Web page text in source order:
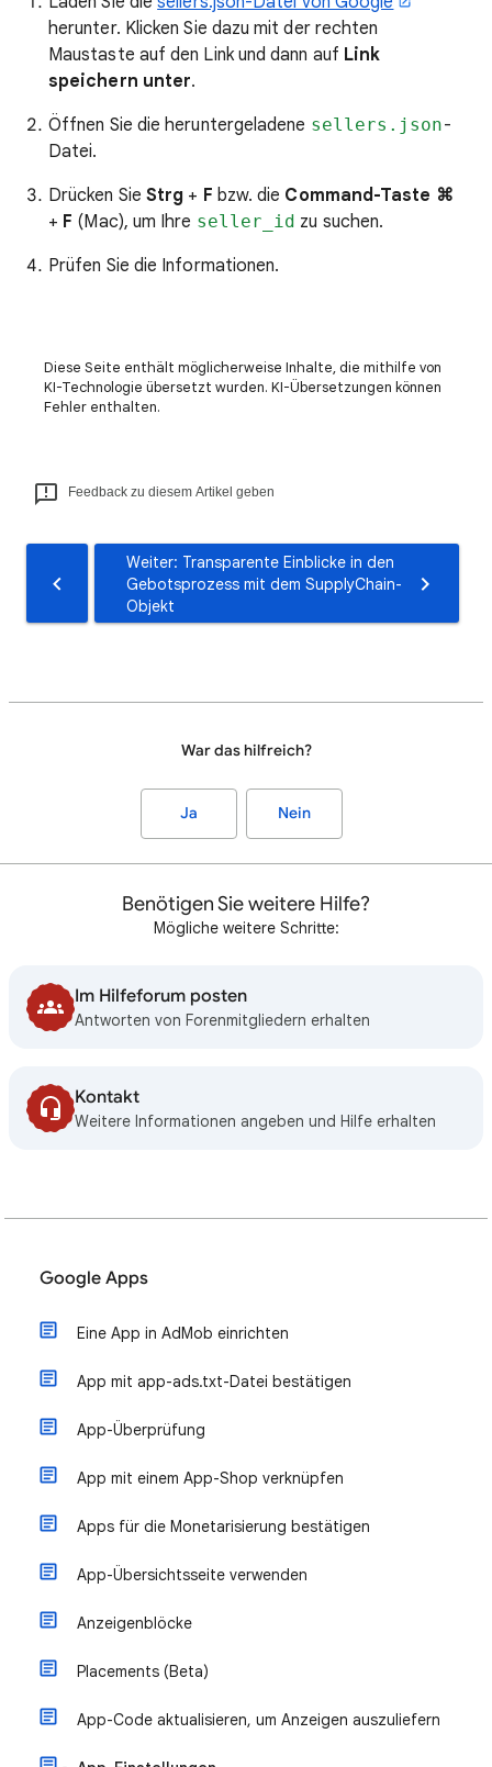
herunter. Klicken Sie dazu mit der rechten
Maustaste auf den Link und dann auf Link
speichern unter.
Öffnen Sie die heruntergeladene sellers.json-
Datei.
Drücken Sie Strg + F bzw. die Command-Taste ⌘
+ F (Mac), um Ihre seller_id zu suchen.
Prüfen Sie die Informationen.
Diese Seite enthält möglicherweise Inhalte, die mithilfe von
KI-Technologie übersetzt wurden. KI-Übersetzungen können
Fehler enthalten.
Feedback zu diesem Artikel geben
Weiter: Transparente Einblicke in den
Gebotsprozess mit dem SupplyChain-
Objekt
War das hilfreich?
Ja Nein
Benötigen Sie weitere Hilfe?
Mögliche weitere Schritte:
Im Hilfeforum posten
Antworten von Forenmitgliedern erhalten
Kontakt
Weitere Informationen angeben und Hilfe erhalten
Google Apps
Eine App in AdMob einrichten
App mit app-ads.txt-Datei bestätigen
App-Überprüfung
App mit einem App-Shop verknüpfen
Apps für die Monetarisierung bestätigen
App-Übersichtsseite verwenden
Anzeigenblöcke
Placements (Beta)
App-Code aktualisieren, um Anzeigen auszuliefern